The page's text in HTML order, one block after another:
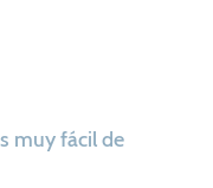
muy fácil de